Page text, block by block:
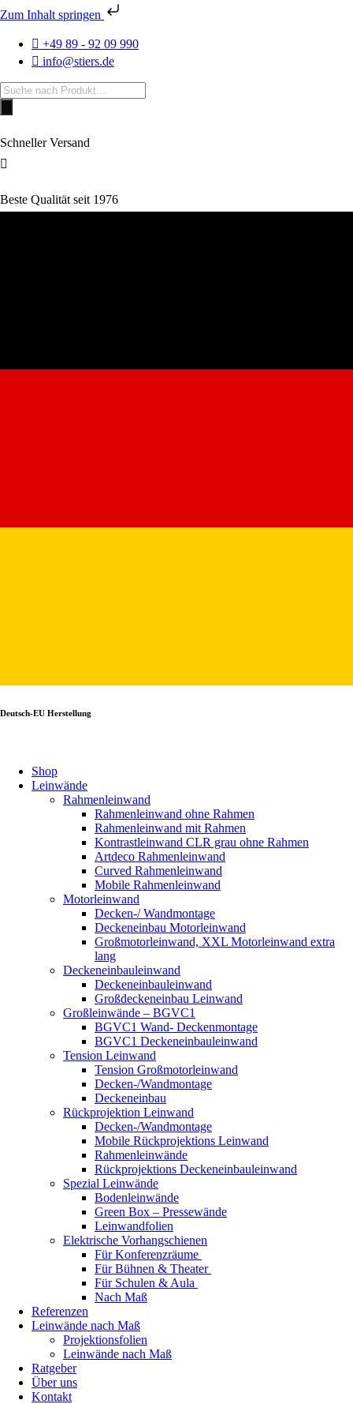
Zum Inhalt springen
+49 89 - 92 09 990
info@stiers.de
Products
search
Schneller Versand
Beste Qualität seit 1976
Deutsch-EU Herstellung
Shop
Leinwände
Rahmenleinwand
Rahmenleinwand ohne Rahmen
Rahmenleinwand mit Rahmen
Kontrastleinwand CLR grau ohne Rahmen
Artdeco Rahmenleinwand
Curved Rahmenleinwand
Mobile Rahmenleinwand
Motorleinwand
Decken-/ Wandmontage
Deckeneinbau Motorleinwand
Großmotorleinwand, XXL Motorleinwand extra
lang
Deckeneinbauleinwand
Deckeneinbauleinwand
Großdeckeneinbau Leinwand
Großleinwände – BGVC1
BGVC1 Wand- Deckenmontage
BGVC1 Deckeneinbauleinwand
Tension Leinwand
Tension Großmotorleinwand
Decken-/Wandmontage
Deckeneinbau
Rückprojektion Leinwand
Decken-/Wandmontage
Mobile Rückprojektions Leinwand
Rahmenleinwände
Rückprojektions Deckeneinbauleinwand
Spezial Leinwände
Bodenleinwände
Green Box – Pressewände
Leinwandfolien
Elektrische Vorhangschienen
Für Konferenzräume
Für Bühnen & Theater
Für Schulen & Aula
Nach Maß
Referenzen
Leinwände nach Maß
Projektionsfolien
Leinwände nach Maß
Ratgeber
Über uns
Kontakt